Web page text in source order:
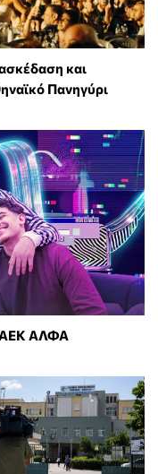
και
Πανηγύρι
ΑΛΦΑ